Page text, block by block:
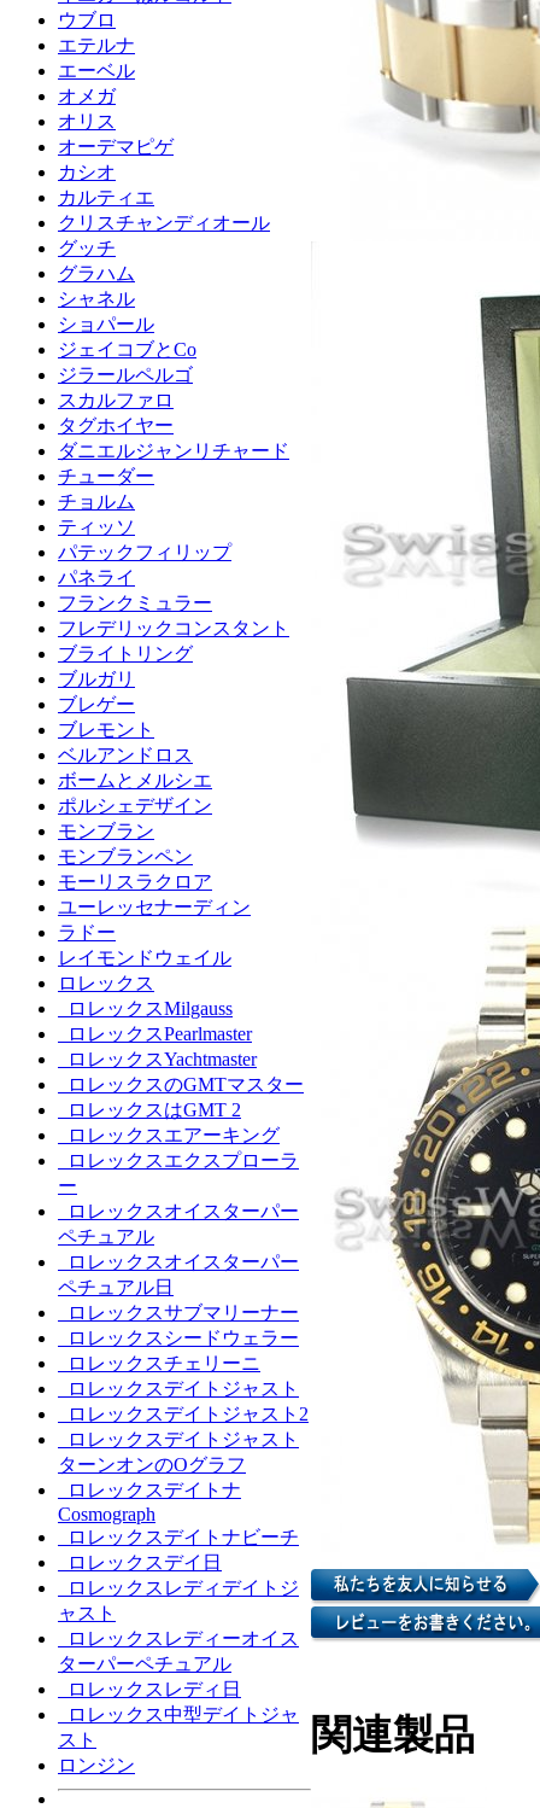
ウブロ
エテルナ
エーベル
オメガ
オリス
オーデマピゲ
カシオ
カルティエ
クリスチャンディオール
グッチ
グラハム
シャネル
ショパール
ジェイコブとCo
ジラールペルゴ
スカルファロ
タグホイヤー
ダニエルジャンリチャード
チューダー
チョルム
ティッソ
パテックフィリップ
パネライ
フランクミュラー
フレデリックコンスタント
ブライトリング
ブルガリ
ブレゲー
ブレモント
ベルアンドロス
ボームとメルシエ
ポルシェデザイン
モンブラン
モンブランペン
モーリスラクロア
ユーレッセナーディン
ラドー
レイモンドウェイル
ロレックス
ロレックスMilgauss
ロレックスPearlmaster
ロレックスYachtmaster
ロレックスのGMTマスター
ロレックスはGMT 2
ロレックスエアーキング
ロレックスエクスプローラ
ー
ロレックスオイスターパー
ペチュアル
ロレックスオイスターパー
ペチュアル日
ロレックスサブマリーナー
ロレックスシードウェラー
ロレックスチェリーニ
ロレックスデイトジャスト
ロレックスデイトジャスト2
ロレックスデイトジャスト
ターンオンのOグラフ
ロレックスデイトナ
Cosmograph
ロレックスデイトナビーチ
ロレックスデイ日
ロレックスレディデイトジ
ャスト
ロレックスレディーオイス
ターパーペチュアル
ロレックスレディ日
ロレックス中型デイトジャ
スト
ロンジン
関連製品